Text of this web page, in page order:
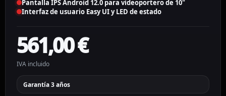
Pantalla IPS Android 12.0 para videoportero de 10"
Interfaz de usuario Easy UI y LED de estado
561,00€
IVA incluido
Garantía 3 años